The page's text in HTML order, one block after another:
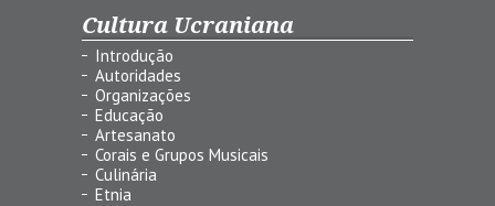
Cultura Ucraniana
Introdução
Autoridades
Organizações
Educação
Artesanato
Corais e Grupos Musicais
Culinária
Etnia